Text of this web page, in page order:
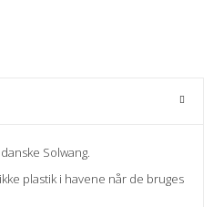
Solwang.
plastik i havene når de bruges